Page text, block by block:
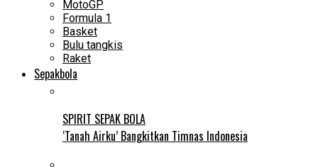
MotoGP
Formula 1
Basket
Bulu tangkis
Raket
Sepakbola
SPIRIT SEPAK BOLA
‘Tanah Airku’ Bangkitkan Timnas Indonesia